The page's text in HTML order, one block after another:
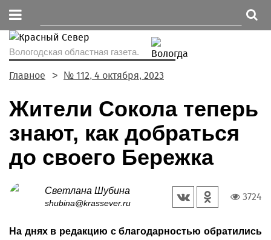
Вологодская областная газета.
Главное № 112, 4 октября, 2023
Жители Сокола теперь
знают, как добраться
до своего Бережка
Светлана Шубина
shubina@krassever.ru
3724
На днях в редакцию с благодарностью обратились